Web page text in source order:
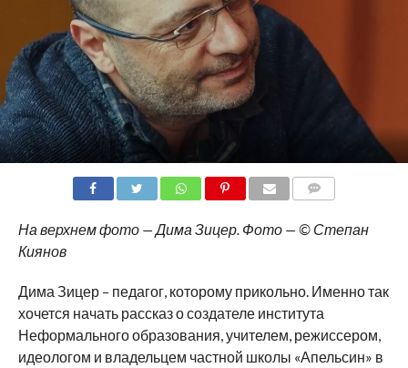
На верхнем фото — Дима Зицер. Фото — © Степан
Киянов
Дима Зицер – педагог, которому прикольно. Именно так
хочется начать рассказ о создателе института
Неформального образования, учителем, режиссером,
идеологом и владельцем частной школы «Апельсин» в